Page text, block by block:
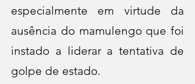
especialmente em virtude da
ausência do mamulengo que foi
instado a liderar a tentativa de
golpe de estado.